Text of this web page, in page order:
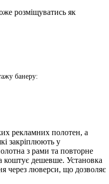
розміщуватись як
банеру:
рекламних полотен, а
закріплюють у
з рами та повторне
коштує дешевше. Установка
через люверси, що дозволяє